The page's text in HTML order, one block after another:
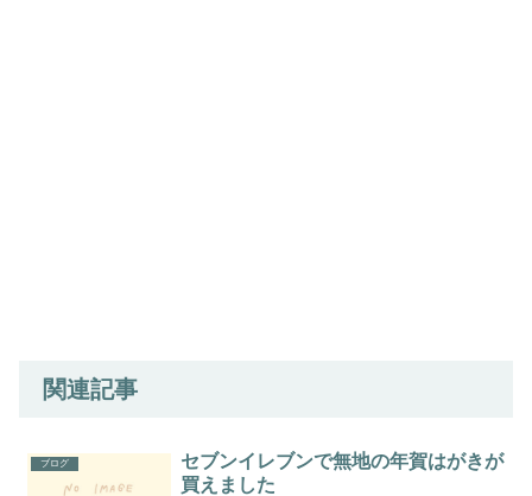
関連記事
ブログ
セブンイレブンで無地の年賀はがきが
買えました